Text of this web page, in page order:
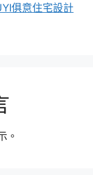
俱意住宅設計
。